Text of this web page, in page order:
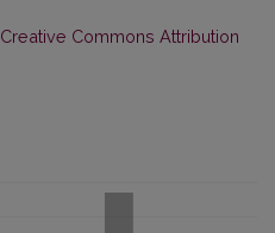
Creative Commons Attribution